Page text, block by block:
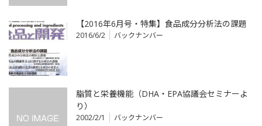
【2016年6月号・特集】食品成分分析法の課題
2016/6/2 バックナンバー
脂質と栄養機能（DHA・EPA協議会セミナーよ
り）
2002/2/1 バックナンバー